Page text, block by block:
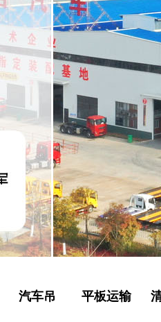
汽车吊 平板运输